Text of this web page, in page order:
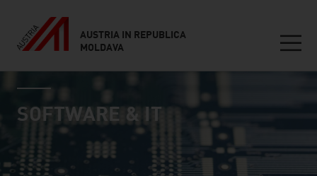
AUSTRIA IN REPUBLICA
MOLDAVA
Inhalt
industry page
SOFTWARE & IT